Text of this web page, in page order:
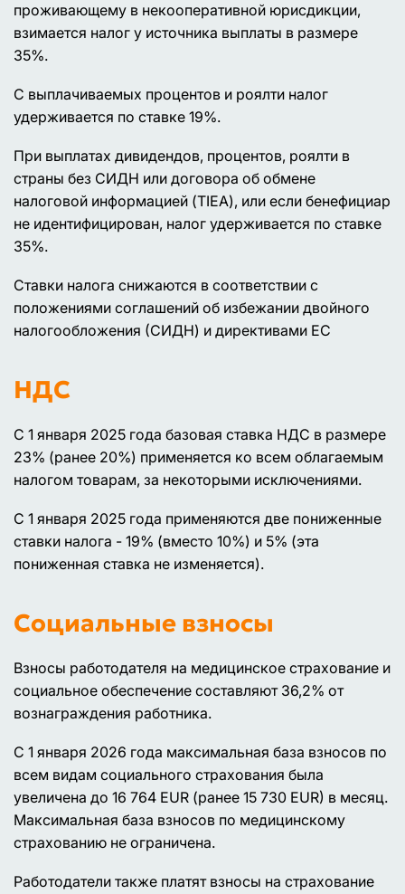
проживающему в некооперативной юрисдикции,
взимается налог у источника выплаты в размере
35%.
С выплачиваемых процентов и роялти налог
удерживается по ставке 19%.
При выплатах дивидендов, процентов, роялти в
страны без СИДН или договора об обмене
налоговой информацией (TIEA), или если бенефициар
не идентифицирован, налог удерживается по ставке
35%.
Ставки налога снижаются в соответствии с
положениями соглашений об избежании двойного
налогообложения (СИДН) и директивами ЕС
НДС
С 1 января 2025 года базовая ставка НДС в размере
23% (ранее 20%) применяется ко всем облагаемым
налогом товарам, за некоторыми исключениями.
С 1 января 2025 года применяются две пониженные
ставки налога - 19% (вместо 10%) и 5% (эта
пониженная ставка не изменяется).
Социальные взносы
Взносы работодателя на медицинское страхование и
социальное обеспечение составляют 36,2% от
вознаграждения работника.
С 1 января 2026 года максимальная база взносов по
всем видам социального страхования была
увеличена до 16 764 EUR (ранее 15 730 EUR) в месяц.
Максимальная база взносов по медицинскому
страхованию не ограничена.
Работодатели также платят взносы на страхование